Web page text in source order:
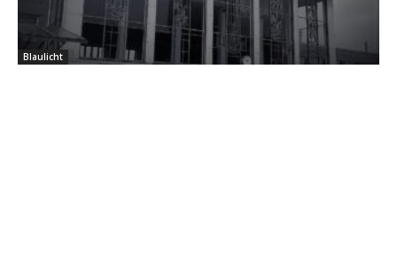
Blaulicht